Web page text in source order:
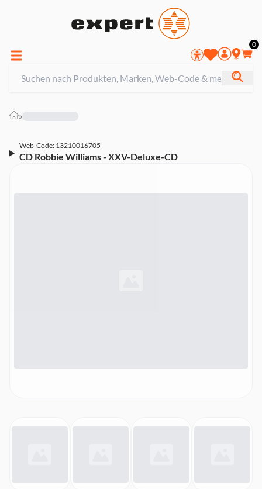
0
»
Web-Code: 13210016705
CD Robbie Williams - XXV-Deluxe-CD